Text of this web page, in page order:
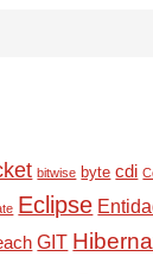
bitwise byte cdi
Eclipse
GIT